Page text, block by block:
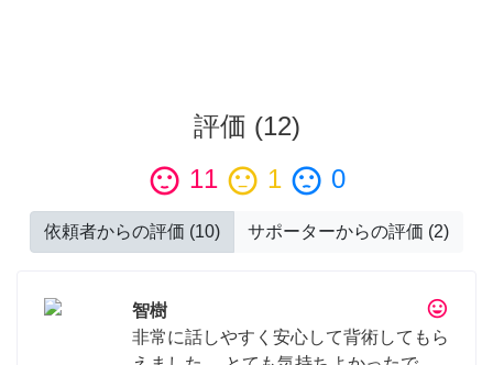
評価 (12)
sentiment_satisfied 11 sentiment_neutral 1 sentiment_dissatisfied 0
依頼者からの評価 (10) サポーターからの評価 (2)
tag_faces
智樹
非常に話しやすく安心して背術してもら